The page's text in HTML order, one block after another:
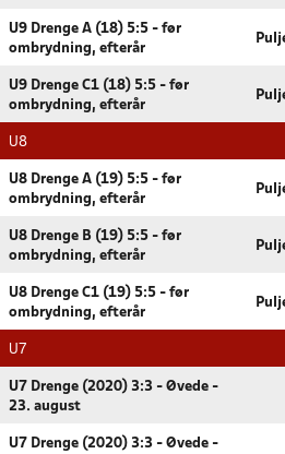
U9 Drenge A (18) 5:5 - før
ombrydning, efterår
U9 Drenge C1 (18) 5:5 - før
ombrydning, efterår
U8
U8 Drenge A (19) 5:5 - før
ombrydning, efterår
U8 Drenge B (19) 5:5 - før
ombrydning, efterår
U8 Drenge C1 (19) 5:5 - før
ombrydning, efterår
U7
U7 Drenge (2020) 3:3 - Øvede -
23. august
U7 Drenge (2020) 3:3 - Øvede -